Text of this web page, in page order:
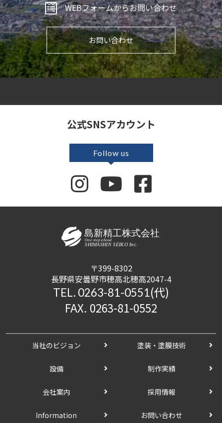
WEBフォームからお問い合わせ
お問い合わせ
公式SNSアカウント
Follow us
〒399-8302
長野県安曇野市穂高北穂高2047-4
TEL. 0263-81-0551(代)
FAX. 0263-81-0552
当社のビジョン 塗装・塗膜技術
設備 制作実績
会社案内 採用情報
Information お問い合わせ